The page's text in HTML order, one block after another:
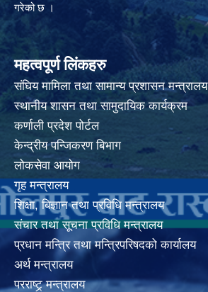
गरेको छ ।
महत्वपूर्ण लिंकहरु
संघिय मामिला तथा सामान्य प्रशासन मन्त्रालय
स्थानीय शासन तथा सामुदायिक कार्यक्रम
कर्णाली प्रदेश पोर्टल
केन्द्रीय पन्जिकरण बिभाग
लोकसेवा आयोग
गृह मन्त्रालय
शिक्षा, बिज्ञान तथा प्रविधि मन्त्रालय
संचार तथा सूचना प्रविधि मन्त्रालय
प्रधान मन्त्रि तथा मन्त्रिपरिषदको कार्यालय
अर्थ मन्त्रालय
परराष्ट्र् मन्त्रालय